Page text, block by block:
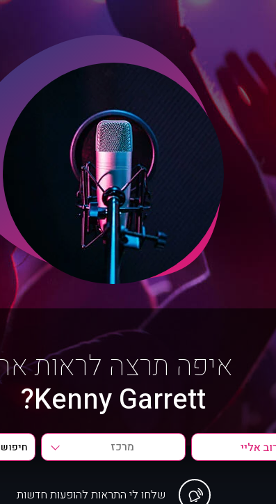
איפה תרצה לראות
Kenny Garrett?
מרכז
שלחו לי התראות להופעות חדשות